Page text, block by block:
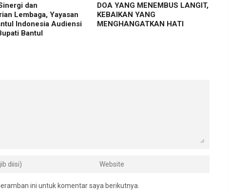
dan
Lembaga, Yayasan
Indonesia Audiensi
Bantul
DOA YANG MENEMBUS LANGIT,
KEBAIKAN YANG
MENGHANGATKAN HATI
ini untuk komentar saya berikutnya.